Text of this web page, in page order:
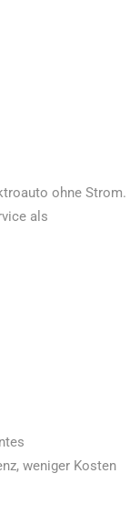
ohne Strom.
als
weniger Kosten